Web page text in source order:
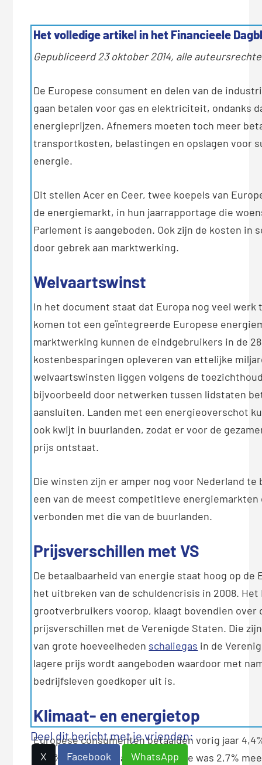
Het volledige artikel in het Financieele
Gepubliceerd 23 oktober 2014, alle
De Europese consument en delen van de
gaan betalen voor gas en elektriciteit, ondanks
energieprijzen. Afnemers moeten toch meer
transportkosten, belastingen en opslagen voor
energie.
Dit stellen Acer en Ceer, twee koepels van
de energiemarkt, in hun jaarrapportage die
Parlement is aangeboden. Ook zijn de kosten in
door gebrek aan marktwerking.
Welvaartswinst
In het document staat dat Europa nog veel
komen tot een geïntegreerde Europese
marktwerking kunnen de eindgebruikers in de
kostenbesparingen opleveren van ettelijke
welvaartswinsten liggen volgens de
bijvoorbeeld door netwerken tussen lidstaten
aansluiten. Landen met een energieoverschot
ook kwijt in buurlanden, zodat er voor de
prijs ontstaat.
Die winsten zijn er amper nog voor Nederland te
een van de meest competitieve energiemarkten
verbonden met die van de buurlanden.
Prijsverschillen met VS
De betaalbaarheid van energie staat hoog op de
het uitbreken van de schuldencrisis in 2008.
grootverbruikers voorop, klaagt bovendien over
prijsverschillen met de Verenigde Staten. Die
van grote hoeveelheden schaliegas in de
lagere prijs wordt aangeboden waardoor met
bedrijfsleven goedkoper uit is.
Klimaat- en energietop
Europese consumenten betaalden vorig jaar
en 2% meer voor gas. De industrie was 2,7%
Deel dit bericht met je vrienden:
X Facebook WhatsApp